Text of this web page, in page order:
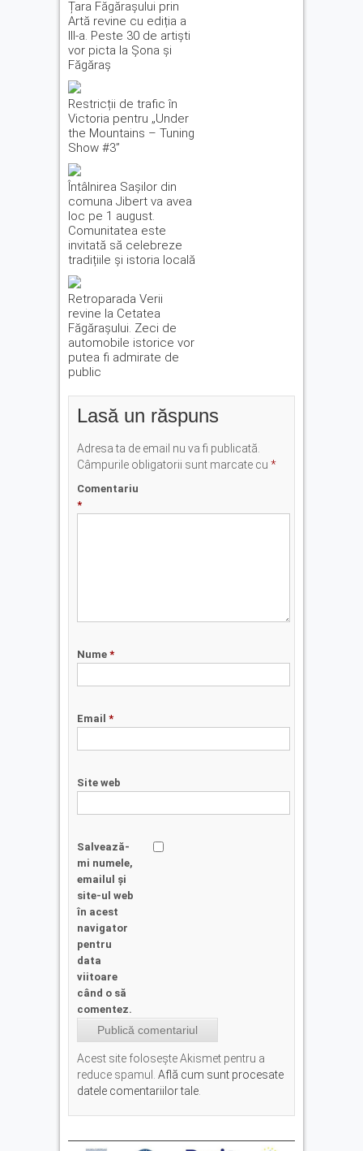
Țara Făgărașului prin
Artă revine cu ediția a
III-a. Peste 30 de artiști
vor picta la Șona și
Făgăraș
Restricții de trafic în
Victoria pentru „Under
the Mountains – Tuning
Show #3”
Întâlnirea Sașilor din
comuna Jibert va avea
loc pe 1 august.
Comunitatea este
invitată să celebreze
tradițiile și istoria locală
Retroparada Verii
revine la Cetatea
Făgărașului. Zeci de
automobile istorice vor
putea fi admirate de
public
Lasă un răspuns
Adresa ta de email nu va fi publicată.
Câmpurile obligatorii sunt marcate cu *
Comentariu
*
Nume *
Email *
Site web
Salvează-
mi numele,
emailul și
site-ul web
în acest
navigator
pentru
data
viitoare
când o să
comentez.
Acest site folosește Akismet pentru a
reduce spamul. Află cum sunt procesate
datele comentariilor tale.